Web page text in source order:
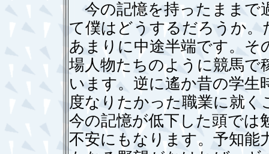
今の記憶を持ったままで
て僕はどうするだろうか
あまりに中途半端です。
場人物たちのように競馬
います。逆に遙か昔の学生
度なりたかった職業に就
今の記憶が低下した頭で
不安にもなります。予知能